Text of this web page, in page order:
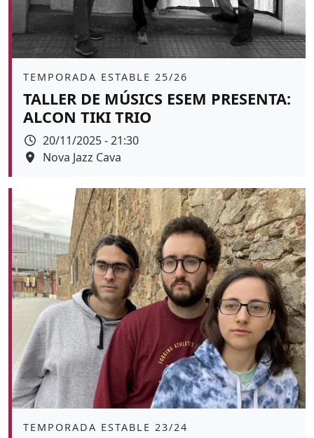
Àmbit
TEMPORADA ESTABLE 25/26
TALLER DE MÚSICS ESEM PRESENTA:
ALCON TIKI TRIO
Data
20/11/2025 - 21:30
Espai
Nova Jazz Cava
Àmbit
TEMPORADA ESTABLE 23/24